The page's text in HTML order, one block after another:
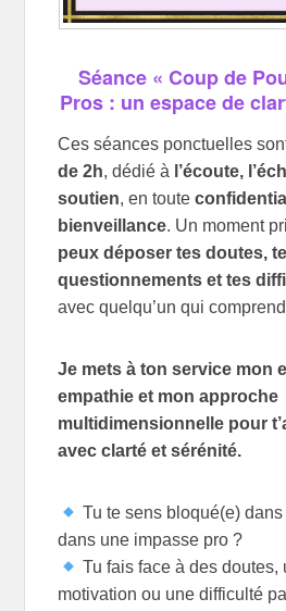
Séance « Coup de
Pros : un espace de
Ces séances ponctuelles
de 2h, dédié à l’écoute,
soutien, en toute
bienveillance. Un moment
peux déposer tes doutes,
questionnements et tes
avec quelqu’un qui
Je mets à ton service mon
empathie et mon approche
multidimensionnelle pour
avec clarté et sérénité.
Tu te sens bloqué(e)
dans une impasse pro ?
Tu fais face à des doutes,
motivation ou une difficulté